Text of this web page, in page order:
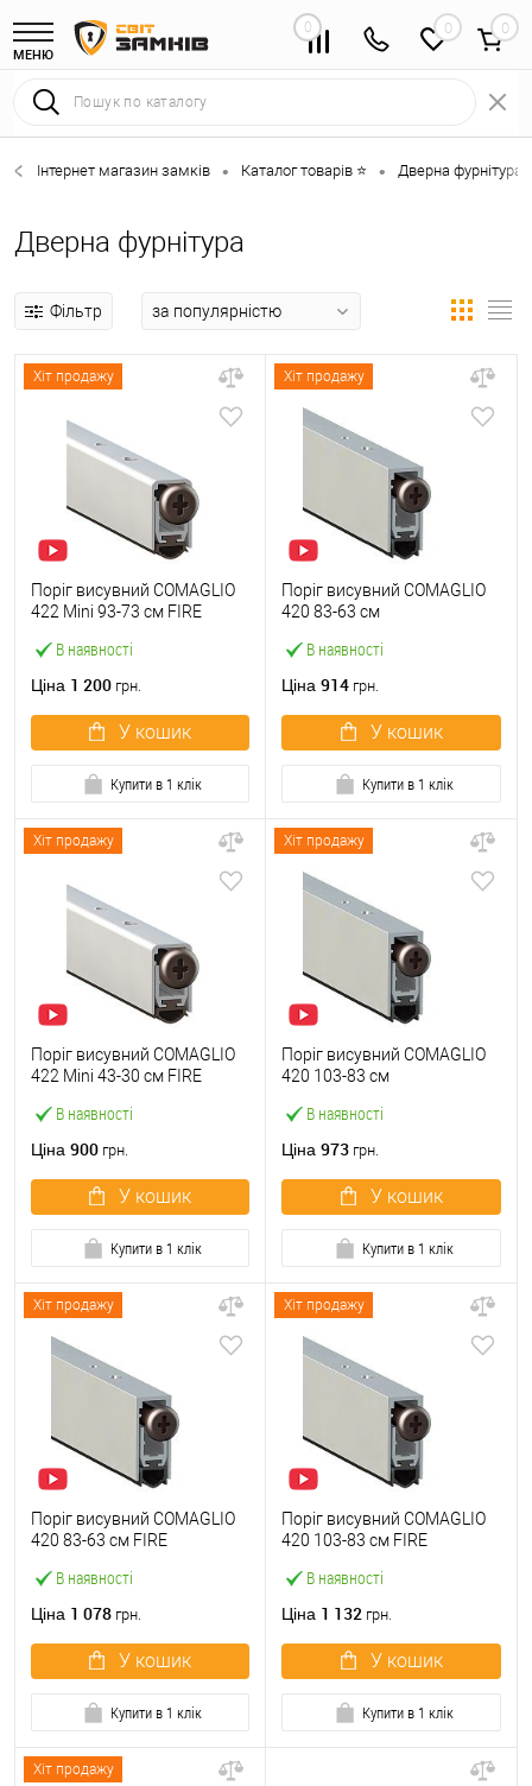
МЕНЮ
0 0
Інтернет магазин замків • Каталог товарів ⭐ • Дверна фурнітура
Дверна фурнітура
Фільтр
Хіт продажу
В наявності
Поріг висувний COMAGLIO
422 Mini 93-73 cм FIRE
Ціна 1 200 грн.
У кошик
Купити в 1 клік
Хіт продажу
В наявності
Поріг висувний COMAGLIO
420 83-63 см
Ціна 914 грн.
У кошик
Купити в 1 клік
Хіт продажу
В наявності
Поріг висувний COMAGLIO
422 Mini 43-30 cм FIRE
Ціна 900 грн.
У кошик
Купити в 1 клік
Хіт продажу
В наявності
Поріг висувний COMAGLIO
420 103-83 см
Ціна 973 грн.
У кошик
Купити в 1 клік
Хіт продажу
В наявності
Поріг висувний COMAGLIO
420 83-63 см FIRE
Ціна 1 078 грн.
У кошик
Купити в 1 клік
Хіт продажу
В наявності
Поріг висувний COMAGLIO
420 103-83 см FIRE
Ціна 1 132 грн.
У кошик
Купити в 1 клік
Хіт продажу